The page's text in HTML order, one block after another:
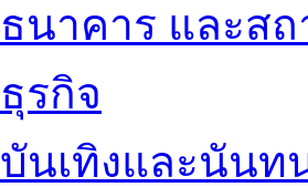
ธนาคาร และสถ
ธุรกิจ
บันเทิงและนันท